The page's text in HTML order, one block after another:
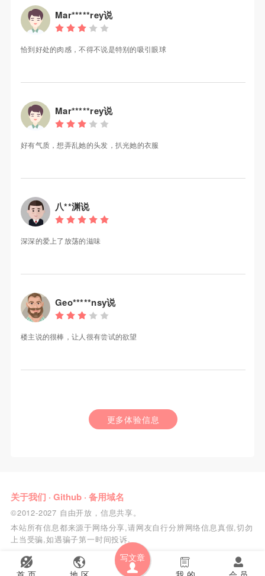
写文章
Mar*****rey说
恰到好处的肉感，不得不说是特别的吸引眼球
Mar*****rey说
好有气质，想弄乱她的头发，扒光她的衣服
八**渊说
深深的爱上了放荡的滋味
Geo*****nsy说
楼主说的很棒，让人很有尝试的欲望
更多体验信息
关于我们 · Github· 备用域名
©2012-2027 自由开放，信息共享。
本站所有信息都来源于网络分享,请网友自行分辨网络信息真假,切勿
上当受骗,如遇骗子第一时间投诉.